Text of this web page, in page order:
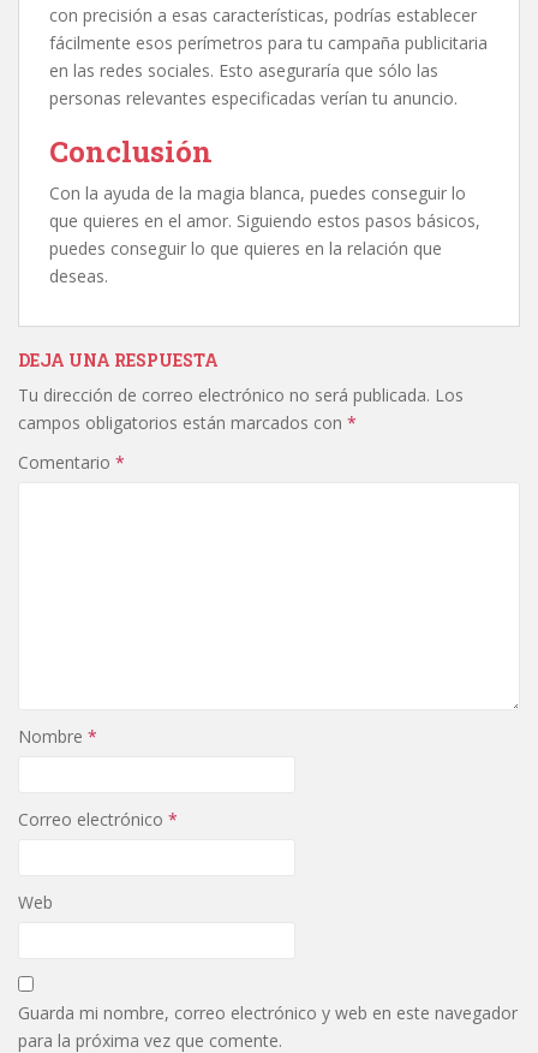
con precisión a esas características, podrías establecer
fácilmente esos perímetros para tu campaña publicitaria
en las redes sociales. Esto aseguraría que sólo las
personas relevantes especificadas verían tu anuncio.
Conclusión
Con la ayuda de la magia blanca, puedes conseguir lo
que quieres en el amor. Siguiendo estos pasos básicos,
puedes conseguir lo que quieres en la relación que
deseas.
DEJA UNA RESPUESTA
Tu dirección de correo electrónico no será publicada. Los
campos obligatorios están marcados con *
Comentario *
Nombre *
Correo electrónico *
Web
Guarda mi nombre, correo electrónico y web en este navegador
para la próxima vez que comente.